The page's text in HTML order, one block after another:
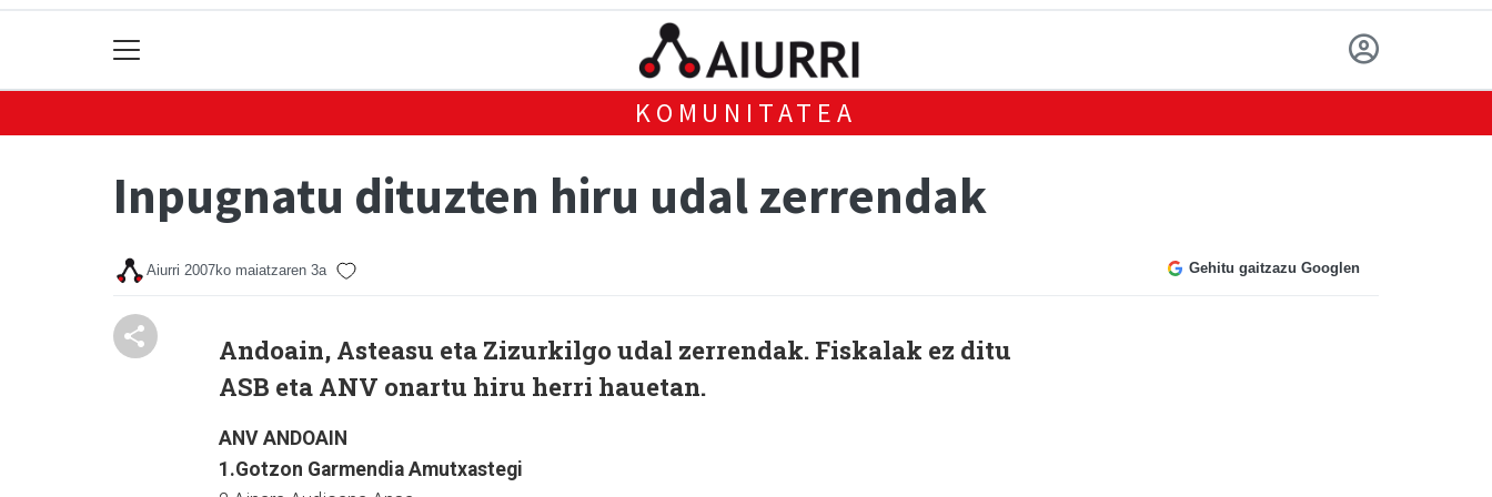
KOMUNITATEA
Inpugnatu dituzten hiru udal zerrendak
Aiurri 2007ko maiatzaren 3a Gehitu gaitzazu Googlen
Andoain, Asteasu eta Zizurkilgo udal zerrendak. Fiskalak ez ditu
ASB eta ANV onartu hiru herri hauetan.
ANV ANDOAIN
1.Gotzon Garmendia Amutxastegi